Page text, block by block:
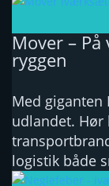
Mover –
ryggen
Med giganten
udlandet.
logistik både